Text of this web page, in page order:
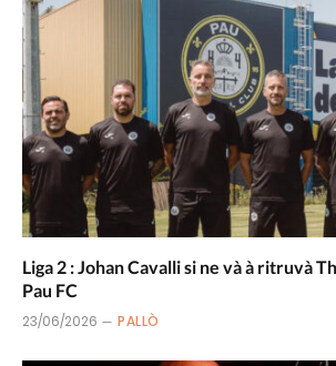
Liga 2 : Johan Cavalli si ne và à ritruvà
Pau FC
23/06/2026 PALLÒ